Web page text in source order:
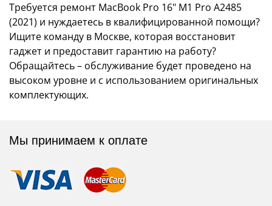
Требуется ремонт MacBook Pro 16" M1 Pro А2485
(2021) и нуждаетесь в квалифицированной помощи?
Ищите команду в Москве, которая восстановит
гаджет и предоставит гарантию на работу?
Обращайтесь – обслуживание будет проведено на
высоком уровне и с использованием оригинальных
комплектующих.
Мы принимаем к оплате